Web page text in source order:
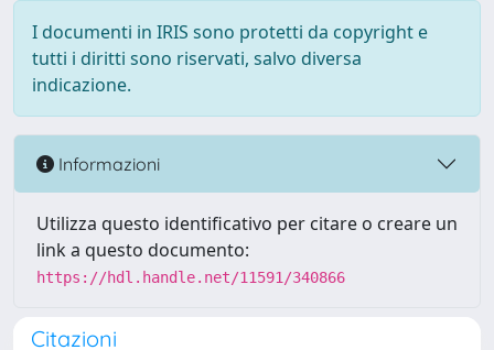
I documenti in IRIS sono protetti da copyright e
tutti i diritti sono riservati, salvo diversa
indicazione.
Informazioni
Utilizza questo identificativo per citare o creare un
link a questo documento:
https://hdl.handle.net/11591/340866
Citazioni